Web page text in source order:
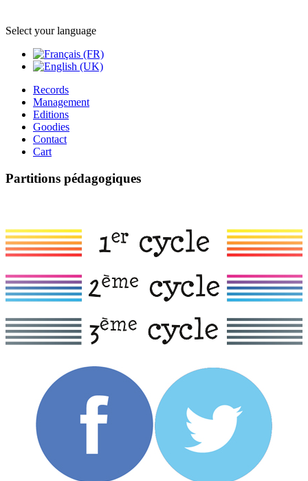
Select your language
Records
Management
Editions
Goodies
Contact
Cart
Partitions pédagogiques